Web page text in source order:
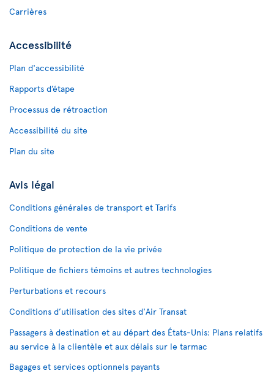
Carrières
Accessibilité
Plan d'accessibilité
Rapports d’étape
Processus de rétroaction
Accessibilité du site
Plan du site
Avis légal
Conditions générales de transport et Tarifs
Conditions de vente
Politique de protection de la vie privée
Politique de fichiers témoins et autres technologies
Perturbations et recours
Conditions d’utilisation des sites d'Air Transat
Passagers à destination et au départ des États-Unis: Plans relatifs
au service à la clientèle et aux délais sur le tarmac
Bagages et services optionnels payants